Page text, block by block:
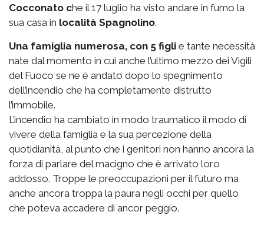
Cocconato che il 17 luglio ha visto andare in fumo la
sua casa in località Spagnolino.
Una famiglia numerosa, con 5 figli e tante necessità
nate dal momento in cui anche l’ultimo mezzo dei Vigili
del Fuoco se ne è andato dopo lo spegnimento
dell’incendio che ha completamente distrutto
l’immobile.
L’incendio ha cambiato in modo traumatico il modo di
vivere della famiglia e la sua percezione della
quotidianità, al punto che i genitori non hanno ancora la
forza di parlare del macigno che è arrivato loro
addosso. Troppe le preoccupazioni per il futuro ma
anche ancora troppa la paura negli occhi per quello
che poteva accadere di ancor peggio.